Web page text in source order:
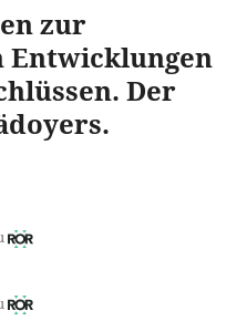
zur
Entwicklungen
Der